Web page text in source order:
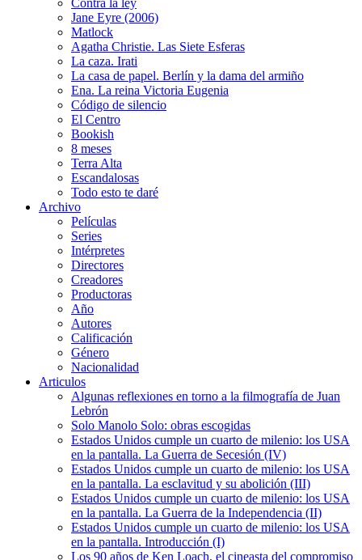
Contra la ley
Jane Eyre (2006)
Matlock
Agatha Christie. Las Siete Esferas
La caza. Irati
La casa de papel. Berlín y la dama del armiño
Ena. La reina Victoria Eugenia
Código de silencio
El Centro
Bookish
8 meses
Terra Alta
Escandalosas
Todo esto te daré
Archivo
Películas
Series
Intérpretes
Directores
Creadores
Productoras
Año
Autores
Calificación
Género
Nacionalidad
Articulos
Algunas reflexiones en torno a la filmografía de Juan
Lebrón
Solo Manolo Solo: obras escogidas
Estados Unidos cumple un cuarto de milenio: los USA
en la pantalla. La Guerra de Secesión (IV)
Estados Unidos cumple un cuarto de milenio: los USA
en la pantalla. La esclavitud y su abolición (III)
Estados Unidos cumple un cuarto de milenio: los USA
en la pantalla. La Guerra de la Independencia (II)
Estados Unidos cumple un cuarto de milenio: los USA
en la pantalla. Introducción (I)
Los 90 años de Ken Loach, el cineasta del compromiso